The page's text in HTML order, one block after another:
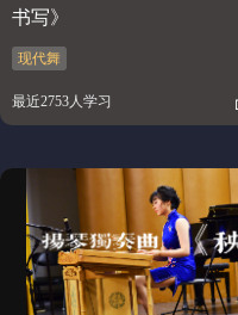
书写》
现代舞
最近2753人学习